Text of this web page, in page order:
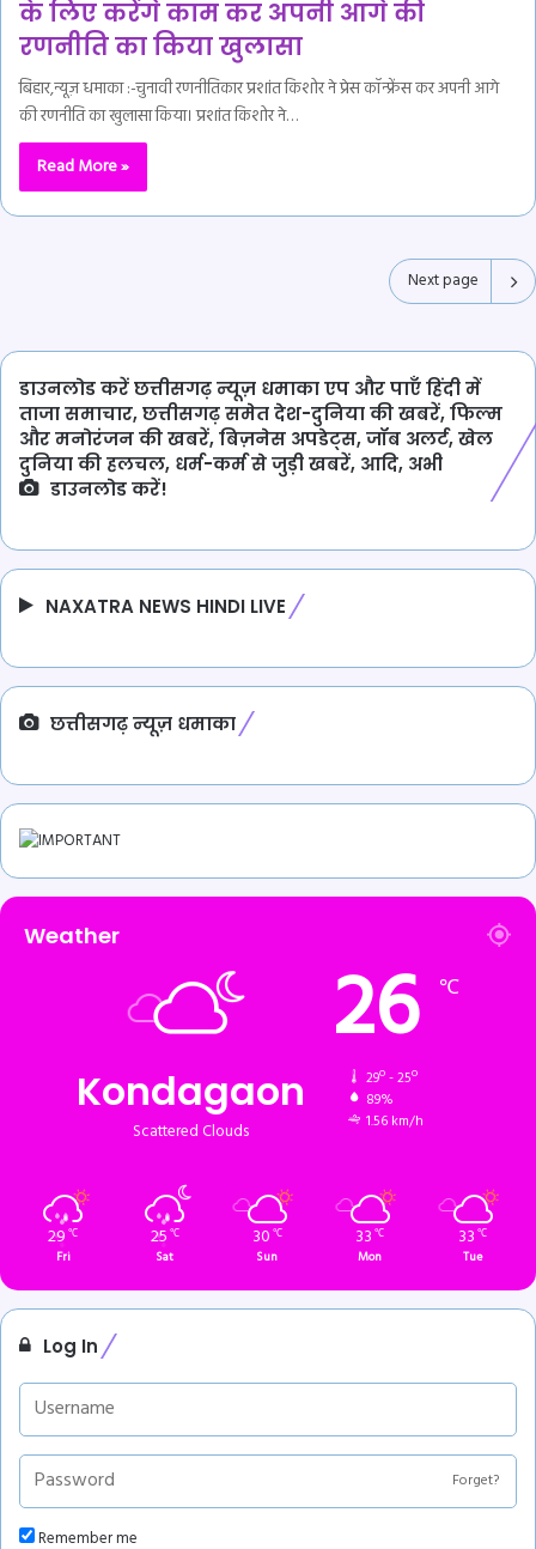
के लिए करेंगे काम कर अपनी आगे की
रणनीति का किया खुलासा
बिहार,न्यूज़ धमाका :-चुनावी रणनीतिकार प्रशांत किशोर ने प्रेस कॉन्फ्रेंस कर अपनी आगे
की रणनीति का खुलासा किया। प्रशांत किशोर ने…
Read More »
Next page
डाउनलोड करें छत्तीसगढ़ न्यूज़ धमाका एप और पाएँ हिंदी में
ताजा समाचार, छत्तीसगढ़ समेत देश-दुनिया की खबरें, फिल्म
और मनोरंजन की खबरें, बिज़नेस अपडेट्स, जॉब अलर्ट, खेल
दुनिया की हलचल, धर्म-कर्म से जुड़ी खबरें, आदि, अभी
डाउनलोड करें!
NAXATRA NEWS HINDI LIVE
छत्तीसगढ़ न्यूज़ धमाका
Weather
Kondagaon
Scattered Clouds
26 ℃
29º - 25º
89%
1.56 km/h
29 ℃
Fri
25 ℃
Sat
30 ℃
Sun
33 ℃
Mon
33 ℃
Tue
Log In
Forget?
Remember me